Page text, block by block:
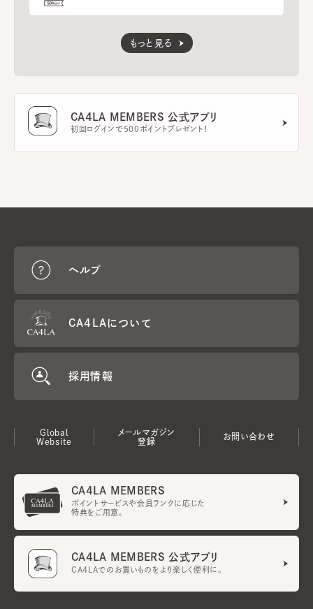
もっと見る
CA4LA MEMBERS 公式アプリ
初回ログインで500ポイントプレゼント！
ヘルプ
CA4LAについて
採用情報
Global
Website
メールマガジン
登録
お問い合わせ
CA4LA MEMBERS
ポイントサービスや会員ランクに応じた
特典をご用意。
CA4LA MEMBERS 公式アプリ
CA4LAでのお買いものをより楽しく便利に。